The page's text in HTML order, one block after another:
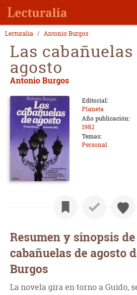
Lecturalia Antonio Burgos
Las cabañuelas
agosto
Antonio Burgos
Editorial:
Planeta
Año publicación:
1982
Temas:
Personal
Resumen y sinopsis de
cabañuelas de agosto
Burgos
La novela gira en torno a Guido,